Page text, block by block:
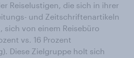
Reiselustigen, die sich in ihrer
und Zeitschriftenartikeln
sich von einem Reisebüro
vs. 16 Prozent
Diese Zielgruppe holt sich